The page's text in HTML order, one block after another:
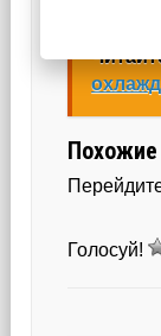
Похожие
Голосуй!